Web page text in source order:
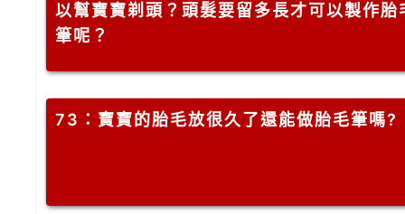
以幫寶寶剃頭？頭髮要留多長才可以製作胎
筆呢？
73 ：寶寶的胎毛放很久了還能做胎毛筆嗎?